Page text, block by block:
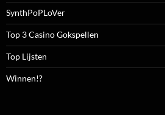
SynthPoPLoVer
Top 3 Casino Gokspellen
Top Lijsten
Winnen!?